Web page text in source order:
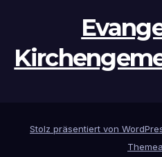
Stolz präsentiert von